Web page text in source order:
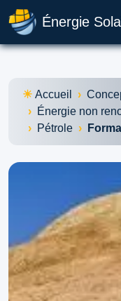
Énergie
Accueil
Énergie non
Pétrole